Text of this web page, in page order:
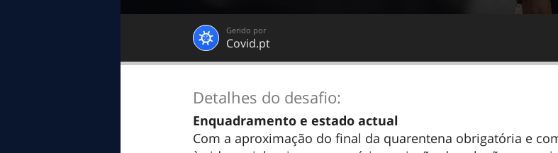
Gerido por
Covid.pt
Detalhes do desafio:
Enquadramento e estado actual
Com a aproximação do final da quarentena obrigatória e